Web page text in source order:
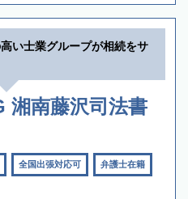
い士業グループが相続をサ
湘南藤沢司法書
全国出張対応可 弁護士在籍